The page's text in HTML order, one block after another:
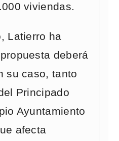
viviendas.
Latierro ha
deberá
su caso, tanto
Principado
Ayuntamiento
afecta